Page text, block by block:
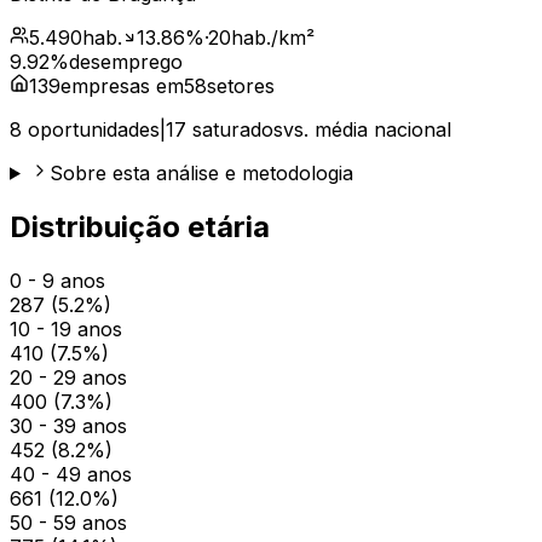
5.490hab. 13.86%·20hab./km²
9.92%desemprego
139empresas em58setores
8 oportunidades 17 saturadosvs. média nacional
Sobre esta análise e metodologia
Distribuição etária
0 - 9 anos
287 (5.2%)
10 - 19 anos
410 (7.5%)
20 - 29 anos
400 (7.3%)
30 - 39 anos
452 (8.2%)
40 - 49 anos
661 (12.0%)
50 - 59 anos